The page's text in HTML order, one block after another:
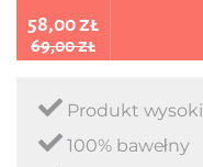
58,00 zł
69,00 zł
Produkt
100% bawełny